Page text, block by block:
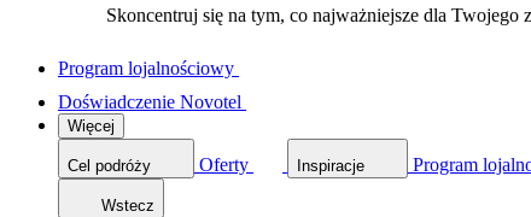
Skoncentruj się na tym, co najważniejsze dla
Program lojalnościowy
Doświadczenie Novotel
Więcej
Cel podróży Oferty Inspiracje Program
Wstecz